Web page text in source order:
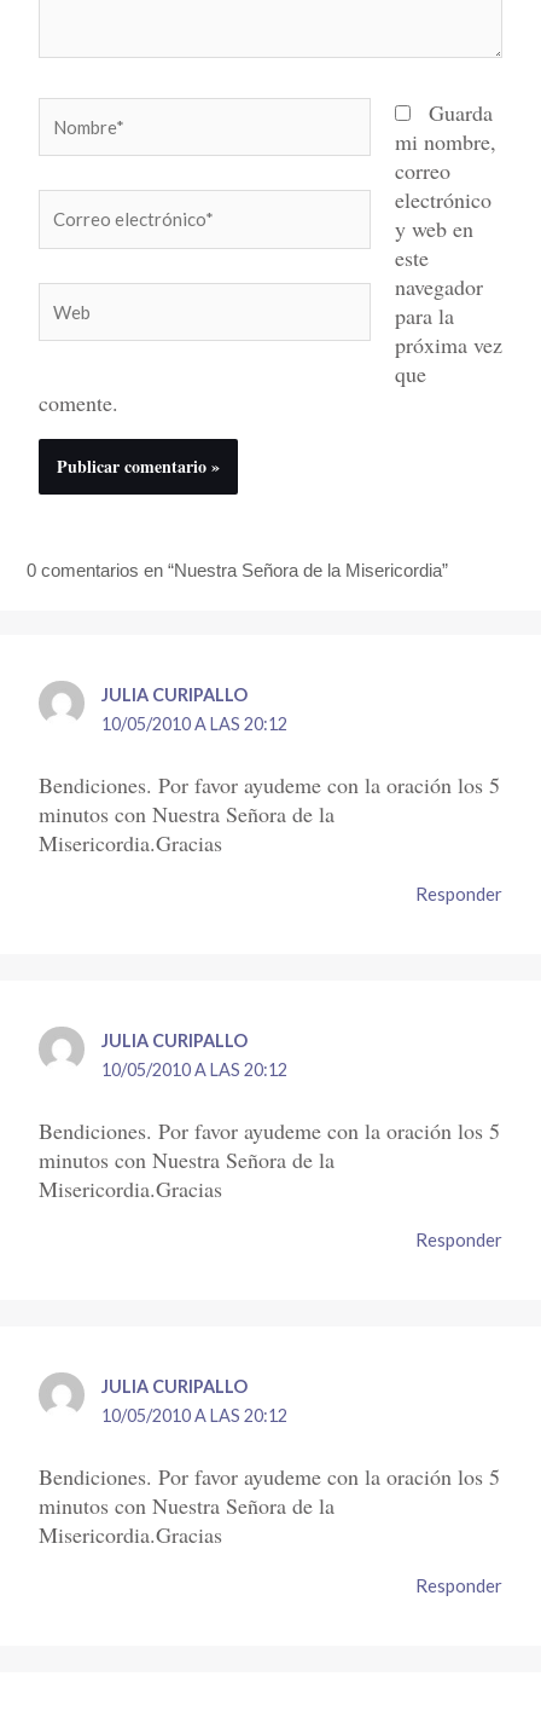
electrónico*
Guarda
mi nombre,
correo
electrónico
y web en
este
navegador
para la
próxima vez
que
comente.
0 comentarios en “Nuestra Señora de la Misericordia”
JULIA CURIPALLO
10/05/2010 A LAS 20:12
Bendiciones. Por favor ayudeme con la oración los 5
minutos con Nuestra Señora de la
Misericordia.Gracias
Responder
JULIA CURIPALLO
10/05/2010 A LAS 20:12
Bendiciones. Por favor ayudeme con la oración los 5
minutos con Nuestra Señora de la
Misericordia.Gracias
Responder
JULIA CURIPALLO
10/05/2010 A LAS 20:12
Bendiciones. Por favor ayudeme con la oración los 5
minutos con Nuestra Señora de la
Misericordia.Gracias
Responder